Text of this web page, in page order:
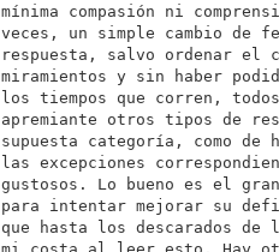
mínima compasión ni
veces, un simple cambio de
respuesta, salvo ordenar el
miramientos y sin haber
los tiempos que corren,
apremiante otros tipos de
supuesta categoría, como de
las excepciones
gustosos. Lo bueno es el
para intentar mejorar su
que hasta los descarados de